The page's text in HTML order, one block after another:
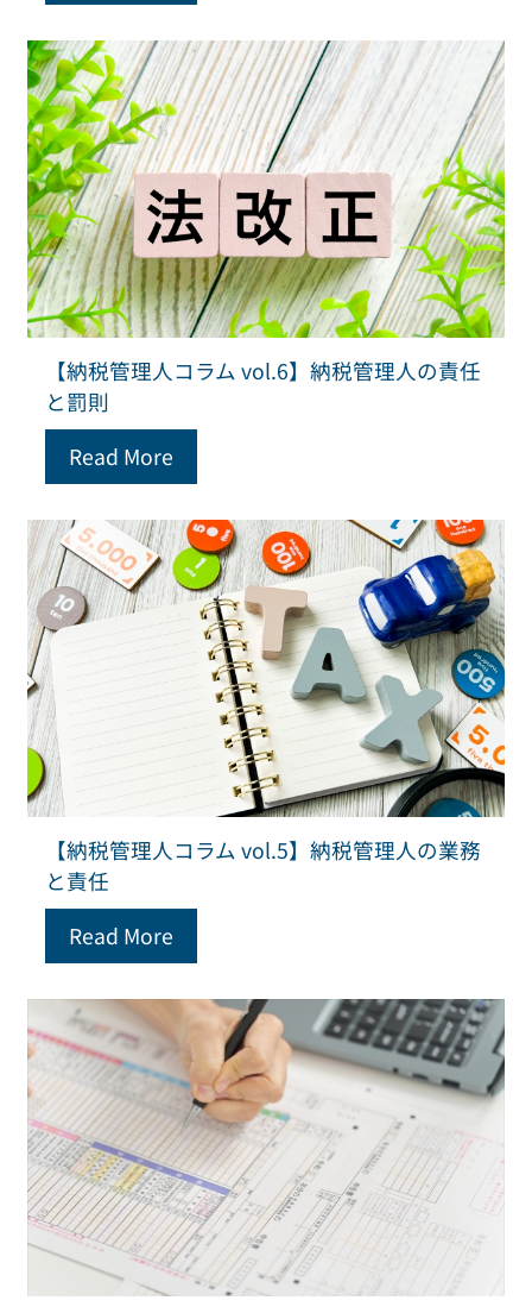
【納税管理人コラム vol.6】納税管理人の責任
と罰則
Read More
【納税管理人コラム vol.5】納税管理人の業務
と責任
Read More